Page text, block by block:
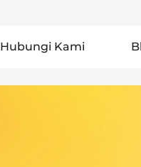
Hubungi Kami